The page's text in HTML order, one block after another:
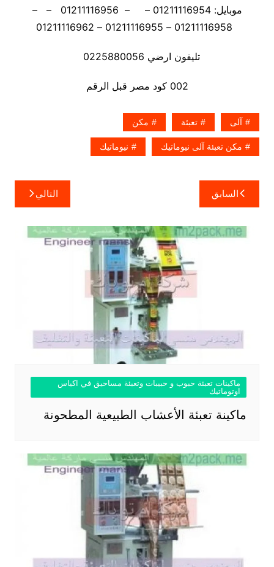
موبايل: 01211116954 – – 01211116956 – –
تليفون ارضي 0225880056
002 كود مصر قبل الرقم
آلى تعبئة مكن
مكن تعبئة آلى نيوماتيك نيوماتيك
تصفّح
المقالات
السابق التالي
ماكينات تعبئة حبوب و حبيبات وتعبئة مساحيق في اكياس
اوتوماتيك
ماكينة تعبئة الأعشاب الطبيعية المطحونة